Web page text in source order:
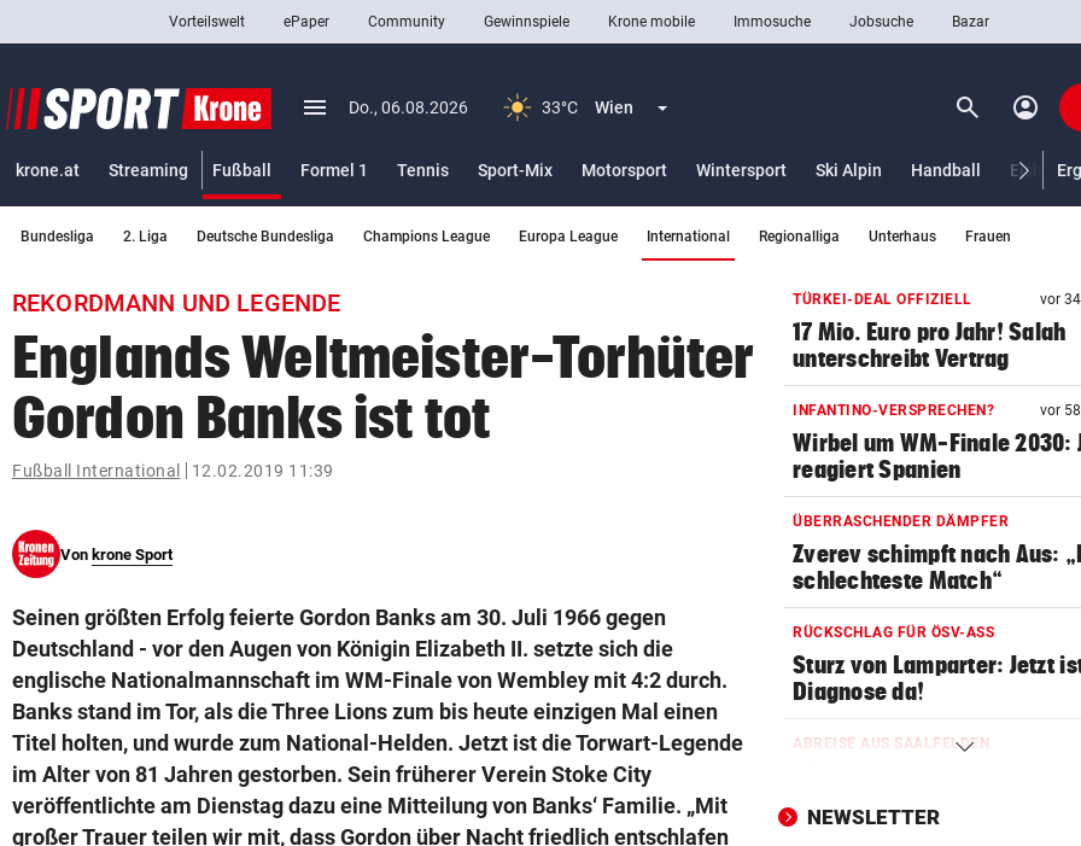
closeSchließen
Abonnieren
bookmark
search
Suchbegriff
eingeben
© Krone Multimedia GmbH & Co KG 2026
Vorteilswelt ePaper Community Gewinnspiele Krone mobile Immosuche Jobsuche Bazar
menu Menü aufklappen
Do., 06.08.2026 33°C Wien Menü aufklappen search Suchen
account_circle
krone.at Streaming Fußball
Formel 1
Tennis Sport-Mix Motorsport Wintersport Ski Alpin Handball
Bundesliga 2. Liga Deutsche Bundesliga Champions League Europa League International Regionalliga Unterhaus Frauen
REKORDMANN UND LEGENDE
Englands Weltmeister-Torhüter
Gordon Banks ist tot
Fußball International 12.02.2019 11:39
Von krone Sport
Seinen größten Erfolg feierte Gordon Banks am 30. Juli 1966 gegen
Deutschland - vor den Augen von Königin Elizabeth II. setzte sich die
englische Nationalmannschaft im WM-Finale von Wembley mit 4:2 durch.
Banks stand im Tor, als die Three Lions zum bis heute einzigen Mal einen
Titel holten, und wurde zum National-Helden. Jetzt ist die Torwart-Legende
im Alter von 81 Jahren gestorben. Sein früherer Verein Stoke City
veröffentlichte am Dienstag dazu eine Mitteilung von Banks‘ Familie. „Mit
großer Trauer teilen wir mit, dass Gordon über Nacht friedlich entschlafen
TÜRKEI-DEAL OFFIZIELL vor
17 Mio. Euro pro Jahr! Salah
unterschreibt Vertrag
INFANTINO-VERSPRECHEN? vor
Wirbel um WM-Finale 2030:
reagiert Spanien
ÜBERRASCHENDER DÄMPFER
Zverev schimpft nach Aus:
schlechteste Match“
RÜCKSCHLAG FÜR ÖSV-ASS
Sturz von Lamparter: Jetzt
Diagnose da!
ABREISE AUS SAALFELDEN
Rekorddeal steht bevor
NEWSLETTER